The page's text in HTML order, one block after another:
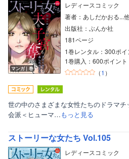
マンガ｜巻
レディースコミック
著者：あしだかおる...
出版社：ぶんか社
181ページ
1巻レンタル：300ポイ
1巻購入：600ポイント
（1 ）
世の中のさまざまな女性たちのドラマ
会派＜ヒューマ…もっと見る
ストーリーな女たち Vol.105
レディースコミック